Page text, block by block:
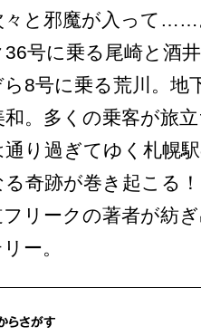
々と邪魔が入って……
36号に乗る尾崎と酒
8号に乗る荒川。地
。多くの乗客が旅
通り過ぎてゆく札幌
る奇跡が巻き起こる
リークの著者が紡
ー。